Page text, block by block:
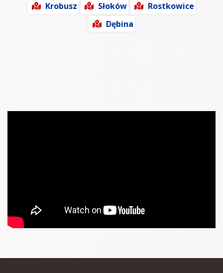
Krobusz
Słoków
Rostkowice
Dębina